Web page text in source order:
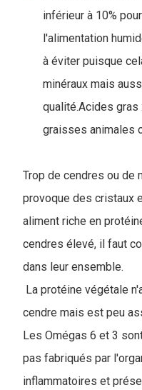
inférieur à 10%
l'alimentation
à éviter puisque
minéraux mais
qualité.Acides
graisses animales
Trop de cendres ou de
provoque des cristaux
aliment riche en
cendres élevé, il faut
dans leur ensemble.
La protéine végétale
cendre mais est peu
Les Omégas 6 et 3
pas fabriqués par
inflammatoires et